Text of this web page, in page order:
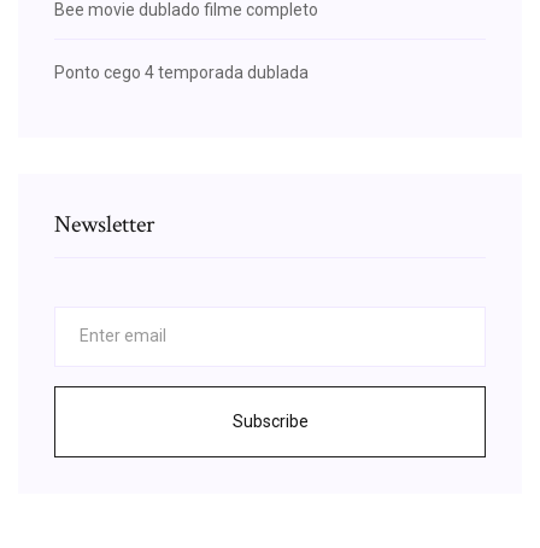
Bee movie dublado filme completo
Ponto cego 4 temporada dublada
Newsletter
Subscribe